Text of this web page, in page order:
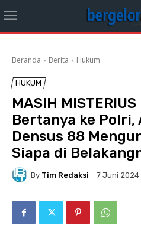
Beranda Berita Hukum
HUKUM
MASIH
Bertanya ke Polri,
Densus 88
Siapa di
By Tim Redaksi 7 Juni 2024